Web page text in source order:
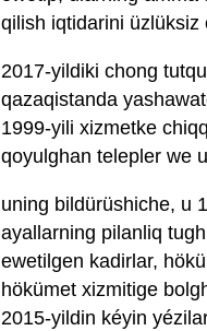
qilish iqtidarini
2017-yildiki chong
qazaqistanda
1999-yili xizmetke
qoyulghan telepler we
uning bildürüshiche, u
ayallarning pilanliq
ewetilgen kadirlar,
hökümet xizmitige
2015-yildin kéyin